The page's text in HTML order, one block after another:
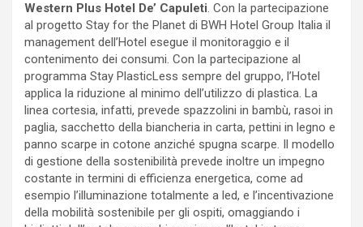
Western Plus Hotel De’ Capuleti. Con la partecipazione
al progetto Stay for the Planet di BWH Hotel Group Italia il
management dell’Hotel esegue il monitoraggio e il
contenimento dei consumi. Con la partecipazione al
programma Stay PlasticLess sempre del gruppo, l’Hotel
applica la riduzione al minimo dell’utilizzo di plastica. La
linea cortesia, infatti, prevede spazzolini in bambù, rasoi in
paglia, sacchetto della biancheria in carta, pettini in legno e
panno scarpe in cotone anziché spugna scarpe. Il modello
di gestione della sostenibilità prevede inoltre un impegno
costante in termini di efficienza energetica, come ad
esempio l’illuminazione totalmente a led, e l’incentivazione
della mobilità sostenibile per gli ospiti, omaggiando i